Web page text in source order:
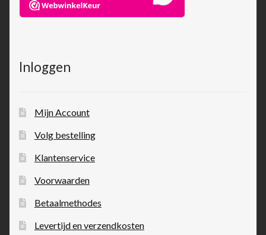
Inloggen
Mijn Account
Volg bestelling
Klantenservice
Voorwaarden
Betaalmethodes
Levertijd en verzendkosten